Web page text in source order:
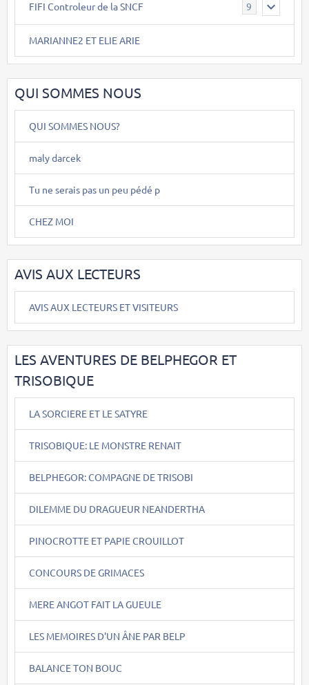
FIFI Controleur de la SNCF 9
MARIANNE2 ET ELIE ARIE
QUI SOMMES NOUS
QUI SOMMES NOUS?
maly darcek
Tu ne serais pas un peu pédé p
CHEZ MOI
AVIS AUX LECTEURS
AVIS AUX LECTEURS ET VISITEURS
LES AVENTURES DE BELPHEGOR ET
TRISOBIQUE
LA SORCIERE ET LE SATYRE
TRISOBIQUE: LE MONSTRE RENAIT
BELPHEGOR: COMPAGNE DE TRISOBI
DILEMME DU DRAGUEUR NEANDERTHA
PINOCROTTE ET PAPIE CROUILLOT
CONCOURS DE GRIMACES
MERE ANGOT FAIT LA GUEULE
LES MEMOIRES D'UN ÂNE PAR BELP
BALANCE TON BOUC